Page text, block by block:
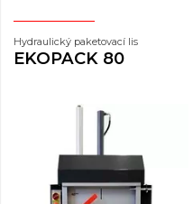
Hydraulický paketovací lis
EKOPACK 80